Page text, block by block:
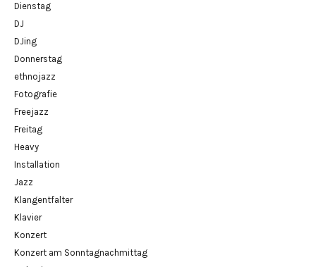
Dienstag
DJ
DJing
Donnerstag
ethnojazz
Fotografie
Freejazz
Freitag
Heavy
Installation
Jazz
Klangentfalter
Klavier
Konzert
Konzert am Sonntagnachmittag